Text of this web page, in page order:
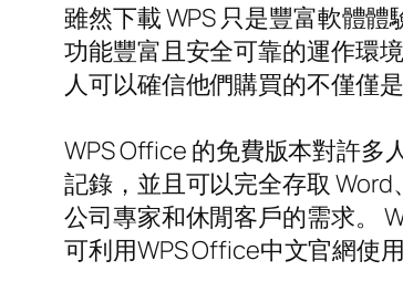
雖然下載 WPS 只是豐富軟體
功能豐富且安全可靠的運作環
人可以確信他們購買的不僅僅
WPS Office 的免費版本對許多
記錄，並且可以完全存取
公司專家和休閒客戶的需求。
可利用WPS Office中文官網使